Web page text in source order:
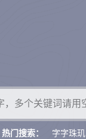
热门搜索： 字字珠玑